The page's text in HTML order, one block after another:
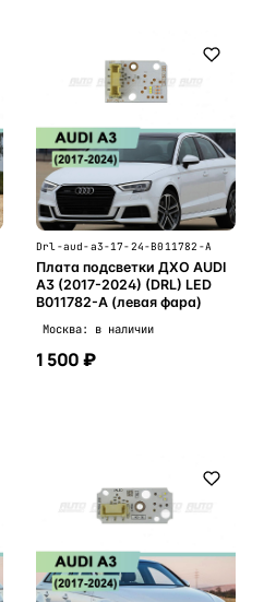
Drl-aud-a3-17-24-B011782-A
Плата подсветки ДХО AUDI
A3 (2017-2024) (DRL) LED
B011782-A (левая фара)
Москва: в наличии
1 500 ₽